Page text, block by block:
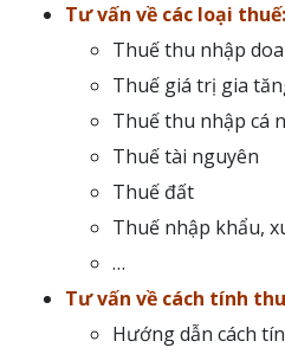
Tư vấn về các loại thuế:
Thuế thu nhập
Thuế giá trị gia
Thuế thu nhập cá
Thuế tài nguyên
Thuế đất
Thuế nhập khẩu,
…
Tư vấn về cách tính
Hướng dẫn cách